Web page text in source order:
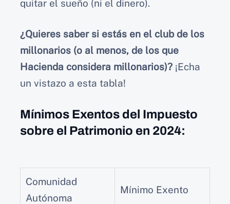
quitar el sueño (ni el dinero).
¿Quieres saber si estás en el club de los
millonarios (o al menos, de los que
Hacienda considera millonarios)? ¡Echa
un vistazo a esta tabla!
Mínimos Exentos del Impuesto
sobre el Patrimonio en 2024:
Comunidad
Autónoma
Mínimo Exento